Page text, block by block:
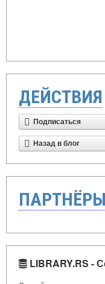
ДЕЙСТВИЯ
Подписаться
Назад в блог
LIBRARY.RS -